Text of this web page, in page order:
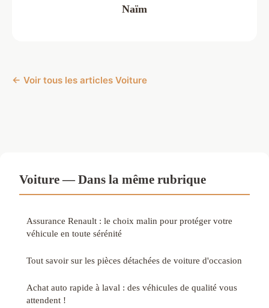
Naïm
← Voir tous les articles Voiture
Voiture — Dans la même rubrique
Assurance Renault : le choix malin pour protéger votre
véhicule en toute sérénité
Tout savoir sur les pièces détachées de voiture d'occasion
Achat auto rapide à laval : des véhicules de qualité vous
attendent !